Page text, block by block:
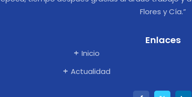
Flores y Cía.”
Enlaces
Inicio
Actualidad